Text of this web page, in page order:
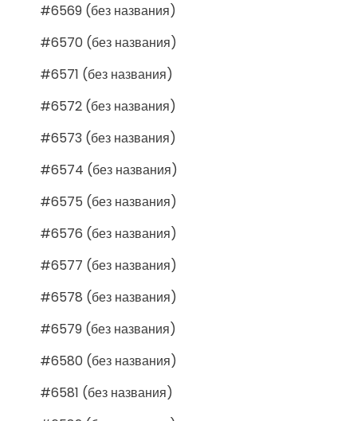
#6569 (без названия)
#6570 (без названия)
#6571 (без названия)
#6572 (без названия)
#6573 (без названия)
#6574 (без названия)
#6575 (без названия)
#6576 (без названия)
#6577 (без названия)
#6578 (без названия)
#6579 (без названия)
#6580 (без названия)
#6581 (без названия)